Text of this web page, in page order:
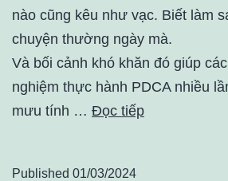
nào cũng kêu như vạc. Biết làm
chuyện thường ngày mà.
Và bối cảnh khó khăn đó giúp
nghiệm thực hành PDCA nhiều
mưu tính … Đọc tiếp
Published 01/03/2024